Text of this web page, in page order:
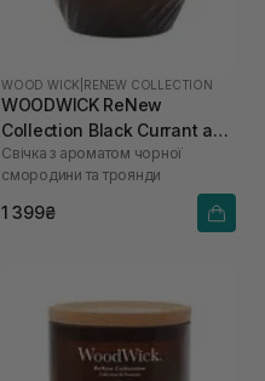
WOOD WICK RENEW COLLECTION
WOODWICK ReNew
Collection Black Currant and
Rose 184 г
Свічка з ароматом чорної
смородини та троянди
1 399₴